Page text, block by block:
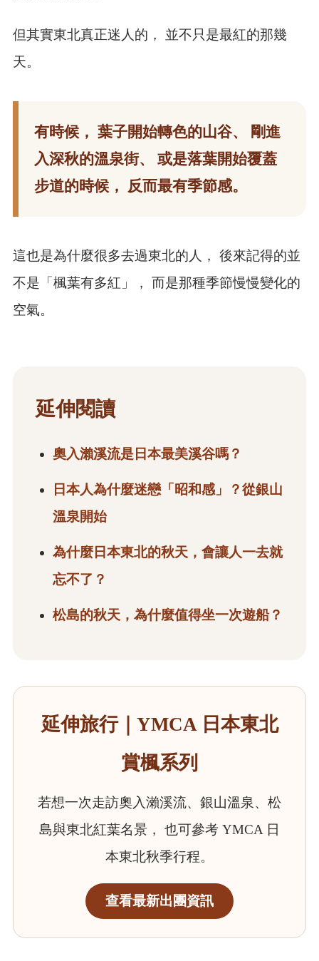
但其實東北真正迷人的， 並不只是最紅的那幾
天。
有時候， 葉子開始轉色的山谷、 剛進
入深秋的溫泉街、 或是落葉開始覆蓋
步道的時候， 反而最有季節感。
這也是為什麼很多去過東北的人， 後來記得的並
不是「楓葉有多紅」， 而是那種季節慢慢變化的
空氣。
延伸閱讀
奧入瀨溪流是日本最美溪谷嗎？
日本人為什麼迷戀「昭和感」？從銀山
溫泉開始
為什麼日本東北的秋天，會讓人一去就
忘不了？
松島的秋天，為什麼值得坐一次遊船？
延伸旅行｜YMCA 日本東北
賞楓系列
若想一次走訪奧入瀨溪流、銀山溫泉、松
島與東北紅葉名景， 也可參考 YMCA 日
本東北秋季行程。
查看最新出團資訊